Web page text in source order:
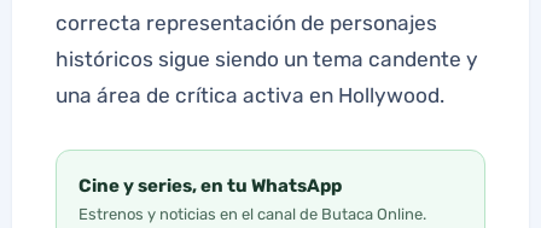
correcta representación de personajes
históricos sigue siendo un tema candente y
una área de crítica activa en Hollywood.
Cine y series, en tu WhatsApp
Estrenos y noticias en el canal de Butaca Online.